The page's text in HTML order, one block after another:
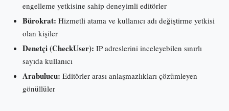
engelleme yetkisine sahip deneyimli editörler
Bürokrat: Hizmetli atama ve kullanıcı adı değiştirme yetkisi
olan kişiler
Denetçi (CheckUser): IP adreslerini inceleyebilen sınırlı
sayıda kullanıcı
Arabulucu: Editörler arası anlaşmazlıkları çözümleyen
gönüllüler